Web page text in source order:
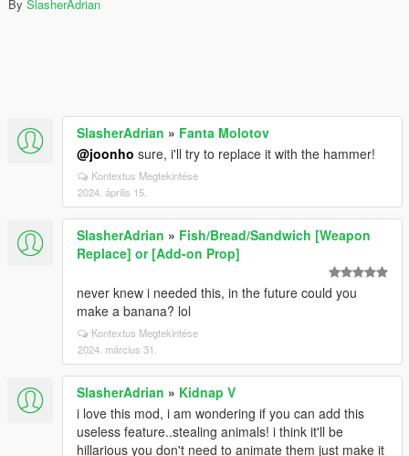
By SlasherAdrian
SlasherAdrian » Fanta Molotov
@joonho sure, i'll try to replace it with the hammer!
Kontextus Megtekintése
2024. április 15.
SlasherAdrian » Fish/Bread/Sandwich [Weapon
Replace] or [Add-on Prop]
never knew i needed this, in the future could you
make a banana? lol
Kontextus Megtekintése
2024. március 31.
SlasherAdrian » Kidnap V
i love this mod, i am wondering if you can add this
useless feature..stealing animals! i think it'll be
hillarious you don't need to animate them just make it